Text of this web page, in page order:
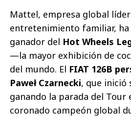
Mattel, empresa global
entretenimiento familiar, ha
ganador del Hot Wheels
—la mayor exhibición de
del mundo. El FIAT 126B
Paweł Czarnecki, que inició
ganando la parada del Tour
coronado campeón global